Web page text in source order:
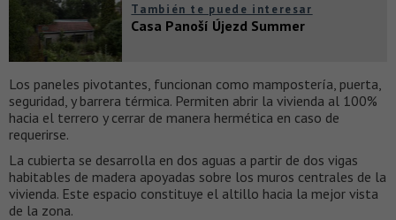
También te puede interesar
Casa Panoší Újezd Summer
Los paneles pivotantes, funcionan como mampostería, puerta,
seguridad, y barrera térmica. Permiten abrir la vivienda al 100%
hacia el terrero y cerrar de manera hermética en caso de
requerirse.
La cubierta se desarrolla en dos aguas a partir de dos vigas
habitables de madera apoyadas sobre los muros centrales de la
vivienda. Este espacio constituye el altillo hacia la mejor vista
de la zona.